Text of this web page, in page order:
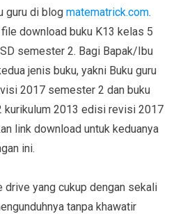
guru di blog matematrick.com.
download buku K13 kelas 5
semester 2. Bagi Bapak/Ibu
jenis buku, yakni Buku guru
2017 semester 2 dan buku
2013 edisi revisi 2017
link download untuk keduanya
ini.
drive yang cukup dengan sekali
tanpa khawatir